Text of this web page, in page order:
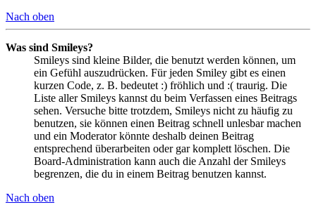
Nach oben
Was sind Smileys?
Smileys sind kleine Bilder, die benutzt werden können, um
ein Gefühl auszudrücken. Für jeden Smiley gibt es einen
kurzen Code, z. B. bedeutet :) fröhlich und :( traurig. Die
Liste aller Smileys kannst du beim Verfassen eines Beitrags
sehen. Versuche bitte trotzdem, Smileys nicht zu häufig zu
benutzen, sie können einen Beitrag schnell unlesbar machen
und ein Moderator könnte deshalb deinen Beitrag
entsprechend überarbeiten oder gar komplett löschen. Die
Board-Administration kann auch die Anzahl der Smileys
begrenzen, die du in einem Beitrag benutzen kannst.
Nach oben